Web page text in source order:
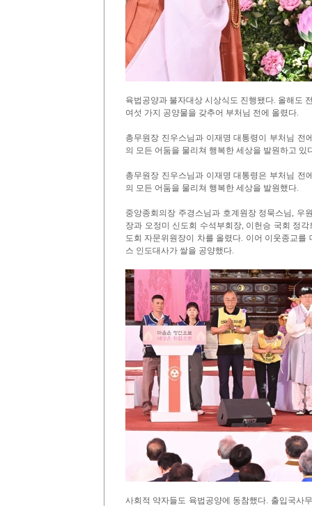
육법공양과 불자대상 시상식도 진행됐다. 올해도
여섯 가지 공양물을 갖추어 부처님 전에 올렸다.
총무원장 진우스님과 이재명 대통령이 부처님 전
의 모든 어둠을 물리쳐 행복한 세상을 발원하고 있
총무원장 진우스님과 이재명 대통령은 부처님 전
의 모든 어둠을 물리쳐 행복한 세상을 발원했다.
중앙종회의장 주경스님과 호계원장 정묵스님, 우
장과 오정미 신도회 수석부회장, 이헌승 국회 정
도회 자문위원장이 차를 올렸다. 이어 이웃종교
스 인도대사가 쌀을 공양했다.
사회적 약자들도 육법공양에 동참했다. 출입국사